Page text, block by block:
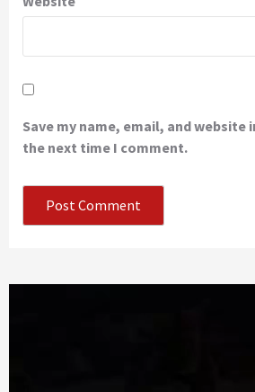
Save my name, email, and website
the next time I comment.